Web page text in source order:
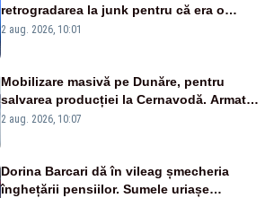
retrogradarea la junk pentru că era o
catastrofă pentru bănci și fondurile de
2 aug. 2026, 10:01
Mobilizare masivă pe Dunăre, pentru
salvarea producției la Cernavodă. Armata
va detona o stâncă și va devia apa
2 aug. 2026, 10:07
Dorina Barcari dă în vileag șmecheria
înghețării pensiilor. Sumele uriașe